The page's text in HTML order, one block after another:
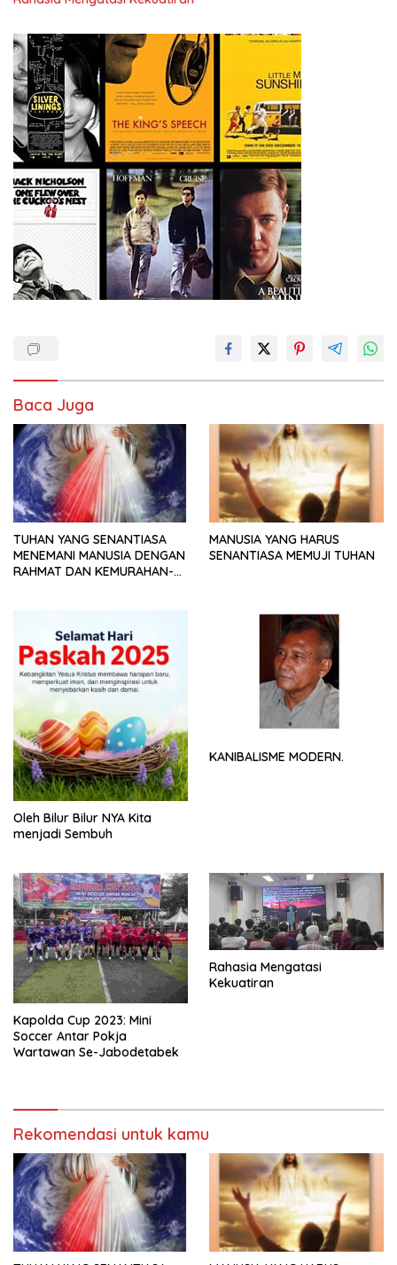
Baca Juga
TUHAN YANG SENANTIASA
MENEMANI MANUSIA DENGAN
RAHMAT DAN KEMURAHAN-
MANUSIA YANG HARUS
SENANTIASA MEMUJI TUHAN
Oleh Bilur Bilur NYA Kita
menjadi Sembuh
KANIBALISME MODERN.
Kapolda Cup 2023: Mini
Soccer Antar Pokja
Wartawan Se-Jabodetabek
Rahasia Mengatasi
Kekuatiran
Rekomendasi untuk kamu